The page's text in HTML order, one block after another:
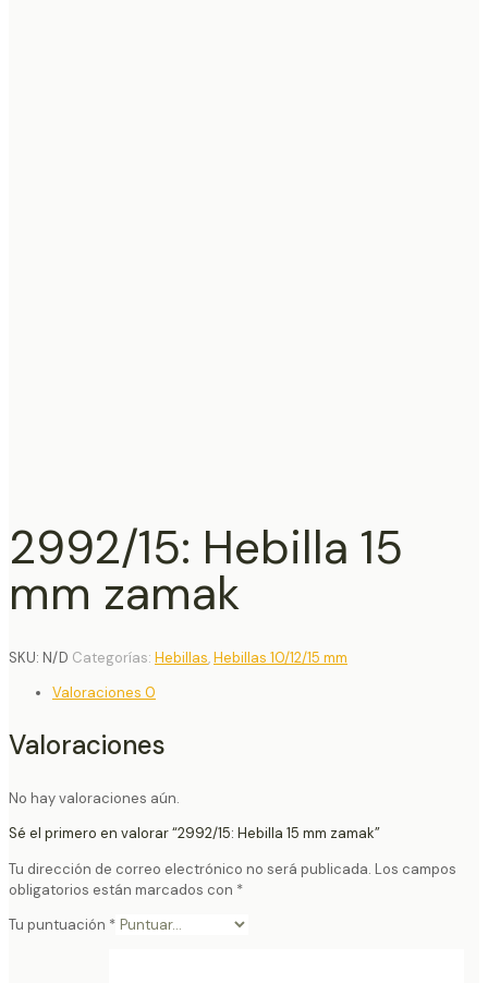
2992/15: Hebilla 15
mm zamak
SKU: N/D Categorías: Hebillas,Hebillas 10/12/15 mm
Valoraciones 0
Valoraciones
No hay valoraciones aún.
Sé el primero en valorar “2992/15: Hebilla 15 mm zamak”
Tu dirección de correo electrónico no será publicada. Los campos
obligatorios están marcados con *
Tu puntuación *